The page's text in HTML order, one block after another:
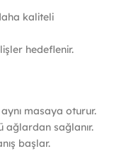
kaliteli
hedeflenir.
masaya oturur.
ağlardan sağlanır.
başlar.